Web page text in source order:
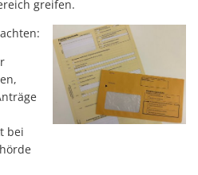
greifen.
bei